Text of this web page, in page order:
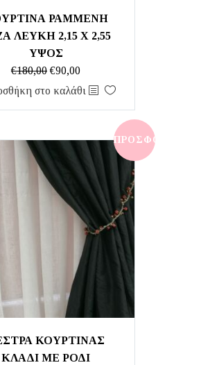
ΡΑΜΜΕΝΗ
ΛΕΥΚΗ 2,15 Χ 2,55
ΥΨΟΣ
€180,00 Original
price
€90,00Η
τρέχουσα
€90,00.
στο καλάθι
ΠΡΟΣΦΟΡΆ!
ΚΟΥΡΤΙΝΑΣ
ΚΛΑΔΙ ΜΕ ΡΟΔΙ